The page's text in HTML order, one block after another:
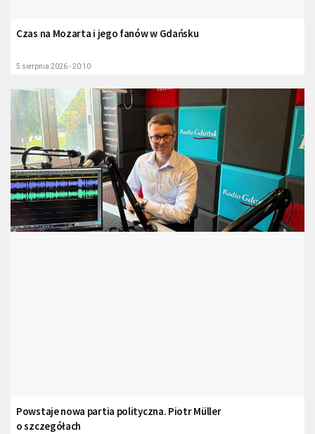
Czas na Mozarta i jego fanów w Gdańsku
5 sierpnia 2026 - 20:10
Powstaje nowa partia polityczna. Piotr Müller
o szczegółach